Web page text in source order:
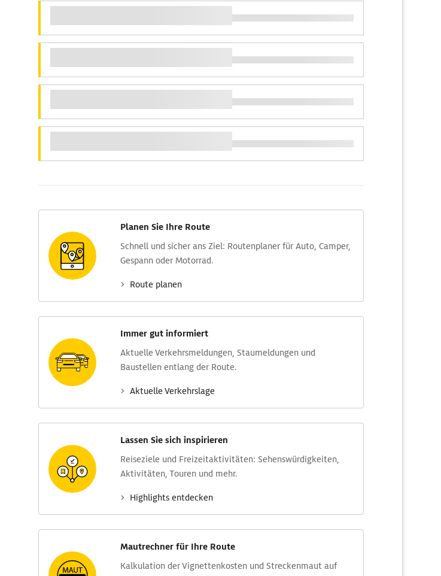
Planen Sie Ihre Route
Schnell und sicher ans Ziel: Routen­planer für Auto, Camper,
Gespann oder Motorrad.
Route planen
Immer gut informiert
Aktuelle Verkehrs­meldungen, Stau­meldungen und
Baustellen entlang der Route.
Aktuelle Verkehrs­lage
Lassen Sie sich inspirieren
Reise­ziele und Freizeit­aktivitäten: Sehens­würdig­keiten,
Aktivitäten, Touren und mehr.
Highlights entdecken
Mautrechner für Ihre Route
Kalkulation der Vignettenkosten und Streckenmaut auf